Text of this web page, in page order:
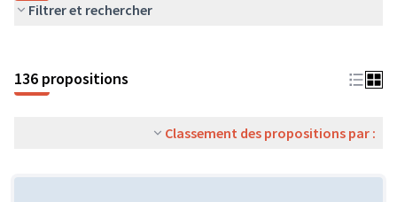
Filtrer et rechercher
136 propositions
Classement des propositions par :